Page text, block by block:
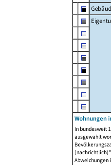
Wohnungen
In bundesweit
ausgewählt
Abweichungen